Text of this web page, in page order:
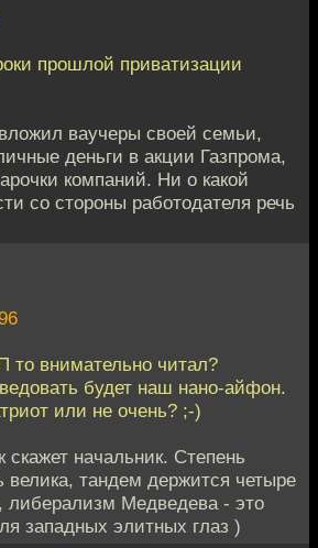
прошлой приватизации
ваучеры своей семьи,
деньги в акции Газпрома,
компаний. Ни о какой
со стороны работодателя речь
то внимательно читал?
будет наш нано-айфон.
или не очень? ;-)
скажет начальник. Степень
велика, тандем держится четыре
либерализм Медведева - это
западных элитных глаз )